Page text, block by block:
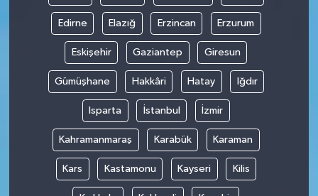
Edirne Elazığ Erzincan Erzurum
Eskişehir Gaziantep Giresun
Gümüşhane Hakkâri Hatay Iğdır
Isparta İstanbul İzmir
Kahramanmaraş Karabük Karaman
Kars Kastamonu Kayseri Kilis